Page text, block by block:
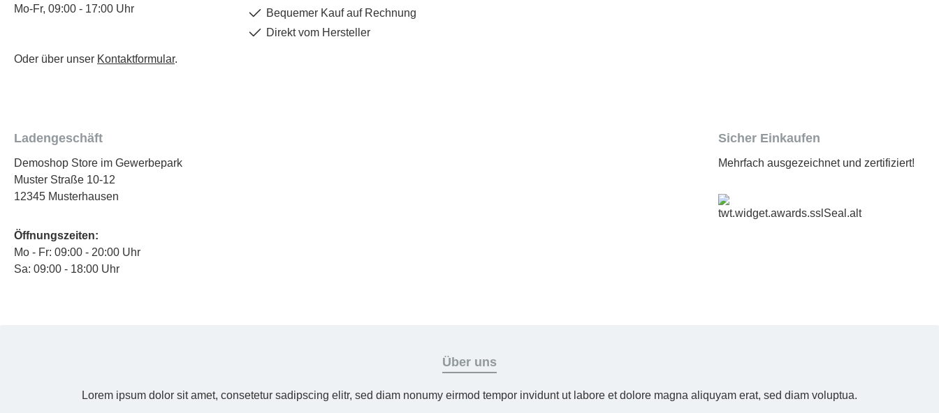
Mo-Fr, 09:00 - 17:00 Uhr
Oder über unser Kontaktformular.
Bequemer Kauf auf Rechnung
Direkt vom Hersteller
Ladengeschäft
Demoshop Store im Gewerbepark
Muster Straße 10-12
12345 Musterhausen
Öffnungszeiten:
Mo - Fr: 09:00 - 20:00 Uhr
Sa: 09:00 - 18:00 Uhr
Sicher Einkaufen
Mehrfach ausgezeichnet und zertifiziert!
Über uns
Lorem ipsum dolor sit amet, consetetur sadipscing elitr, sed diam nonumy eirmod tempor invidunt ut labore et dolore magna aliquyam erat, sed diam voluptua.